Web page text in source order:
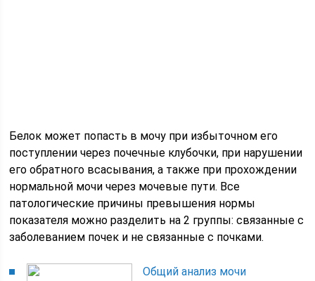
Белок может попасть в мочу при избыточном его
поступлении через почечные клубочки, при нарушении
его обратного всасывания, а также при прохождении
нормальной мочи через мочевые пути. Все
патологические причины превышения нормы
показателя можно разделить на 2 группы: связанные с
заболеванием почек и не связанные с почками.
Общий анализ мочи